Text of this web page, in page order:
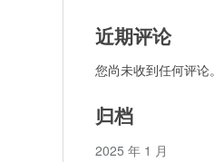
近期评论
您尚未收到任何评论。
归档
2025 年 1 月